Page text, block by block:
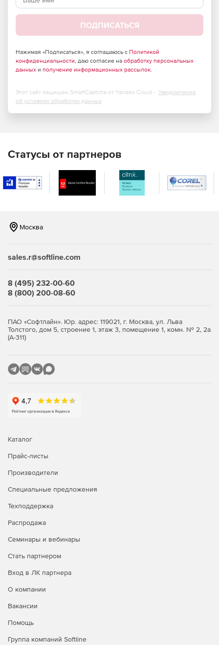
сертификатами.
Управление полным альтернативным именем
субъекта (SAN).
128/256 битное шифрование, которому доверяют
99,9% браузеров, серверов и клиентов.
Один из трех официальных поставщиков Microsoft
UCC.
перемещение / смена доменов по мере
необходимости.
Бесплатная услуга сканирования PCI.
ПОДПИСАТЬСЯ
Нажимая «Подписаться», я соглашаюсь с Политикой
конфиденциальности, даю согласие на обработку персональных
данных и получение информационных рассылок.
Этот сайт защищен SmartCaptcha от Yandex Cloud - Уведомление
об условиях обработки данных
Статусы от партнеров
Москва
sales.r@softline.com
8 (495) 232-00-60
8 (800) 200-08-60
ПАО «Софтлайн». Юр. адрес: 119021, г. Москва, ул. Льва
Толстого, дом 5, строение 1, этаж 3, помещение 1, комн. № 2, 2а
(А-311)
Каталог
Прайс-листы
Производители
Специальные предложения
Техподдержка
Распродажа
Семинары и вебинары
Стать партнером
Вход в ЛК партнера
О компании
Вакансии
Помощь
Группа компаний Softline